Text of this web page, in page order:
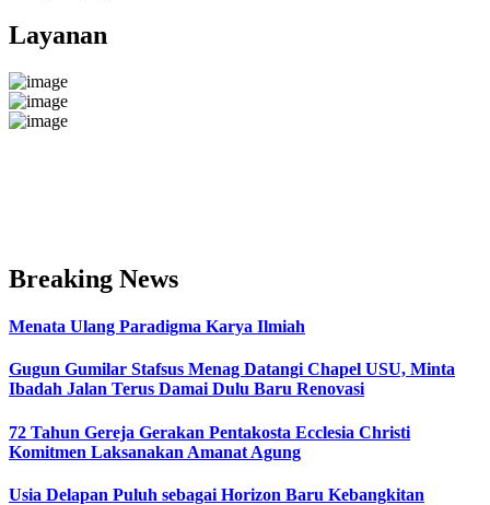
Layanan
Breaking News
Menata Ulang Paradigma Karya Ilmiah
Gugun Gumilar Stafsus Menag Datangi Chapel USU, Minta
Ibadah Jalan Terus Damai Dulu Baru Renovasi
72 Tahun Gereja Gerakan Pentakosta Ecclesia Christi
Komitmen Laksanakan Amanat Agung
Usia Delapan Puluh sebagai Horizon Baru Kebangkitan